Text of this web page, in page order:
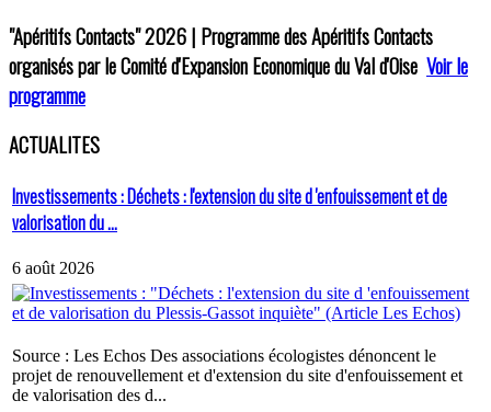
"Apéritifs Contacts"2026 | Programme des Apéritifs Contacts
organisés par le Comité d'Expansion Economique du Val d'Oise Voir le
programme
ACTUALITES
Investissements : Déchets : l'extension du site d 'enfouissement et de
valorisation du ...
6 août 2026
Source : Les Echos Des associations écologistes dénoncent le
projet de renouvellement et d'extension du site d'enfouissement et
de valorisation des d...